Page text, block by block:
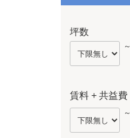
坪数
～
賃料 + 共益費
～